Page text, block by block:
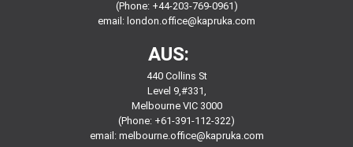
(Phone: +44-203-769-0961)
email: london.office@kapruka.com
AUS:
440 Collins St
Level 9,#331,
Melbourne VIC 3000
(Phone: +61-391-112-322)
email: melbourne.office@kapruka.com